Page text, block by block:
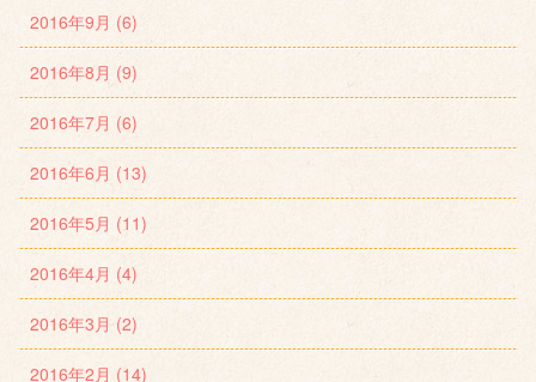
2016年9月 (6)
2016年8月 (9)
2016年7月 (6)
2016年6月 (13)
2016年5月 (11)
2016年4月 (4)
2016年3月 (2)
2016年2月 (14)